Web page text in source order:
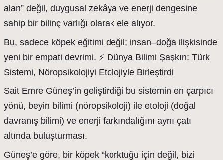
alan” değil, duygusal zekâya ve enerji dengesine
sahip bir bilinç varlığı olarak ele alıyor.
Bu, sadece köpek eğitimi değil; insan–doğa ilişkisinde
yeni bir empati devrimi. ⚡ Dünya Bilimi Şaşkın: Türk
Sistemi, Nöropsikolojiyi Etolojiyle Birleştirdi
Sait Emre Güneş’in geliştirdiği bu sistemin en çarpıcı
yönü, beyin bilimi (nöropsikoloji) ile etoloji (doğal
davranış bilimi) ve enerji farkındalığını aynı çatı
altında buluşturması.
Güneş’e göre, bir köpek “korktuğu için değil, bizi